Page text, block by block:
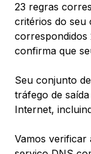
23 regras
critérios do seu
correspondidos
confirma que
Seu conjunto
tráfego de
Internet,
Vamos verificar